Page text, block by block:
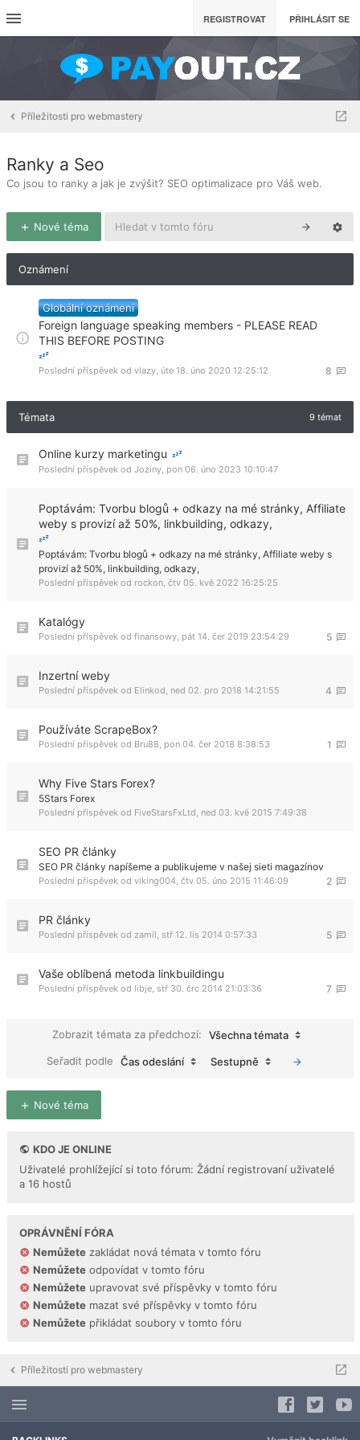
REGISTROVAT PŘIHLÁSIT SE
Příležitosti pro webmastery
Ranky a Seo
Co jsou to ranky a jak je zvýšit? SEO optimalizace pro Váš web.
Nové téma
Oznámení
Globální oznámení
Foreign language speaking members - PLEASE READ
THIS BEFORE POSTING
8
Poslední příspěvek od vlazy, úte 18. úno 2020 12:25:12
Témata 9 témat
Online kurzy marketingu
Poslední příspěvek od Joziny, pon 06. úno 2023 10:10:47
Poptávám: Tvorbu blogů + odkazy na mé stránky, Affiliate
weby s provizí až 50%, linkbuilding, odkazy,
Poptávám: Tvorbu blogů + odkazy na mé stránky, Affiliate weby s
provizí až 50%, linkbuilding, odkazy,
Poslední příspěvek od rockon, čtv 05. kvě 2022 16:25:25
Katalógy
5
Poslední příspěvek od finansowy, pát 14. čer 2019 23:54:29
Inzertní weby
4
Poslední příspěvek od Elinkod, ned 02. pro 2018 14:21:55
Používáte ScrapeBox?
1
Poslední příspěvek od Bru88, pon 04. čer 2018 8:38:53
Why Five Stars Forex?
5Stars Forex
Poslední příspěvek od FiveStarsFxLtd, ned 03. kvě 2015 7:49:38
SEO PR články
SEO PR články napíšeme a publikujeme v našej sieti magazínov
2
Poslední příspěvek od viking004, čtv 05. úno 2015 11:46:09
PR články
5
Poslední příspěvek od zamil, stř 12. lis 2014 0:57:33
Vaše oblíbená metoda linkbuildingu
7
Poslední příspěvek od libje, stř 30. črc 2014 21:03:36
Zobrazit témata za předchozí:
Všechna témata
Seřadit podle
Čas odeslání Sestupně
Nové téma
KDO JE ONLINE
Uživatelé prohlížející si toto fórum: Žádní registrovaní uživatelé
a 16 hostů
OPRÁVNĚNÍ FÓRA
Nemůžete zakládat nová témata v tomto fóru
Nemůžete odpovídat v tomto fóru
Nemůžete upravovat své příspěvky v tomto fóru
Nemůžete mazat své příspěvky v tomto fóru
Nemůžete přikládat soubory v tomto fóru
Příležitosti pro webmastery